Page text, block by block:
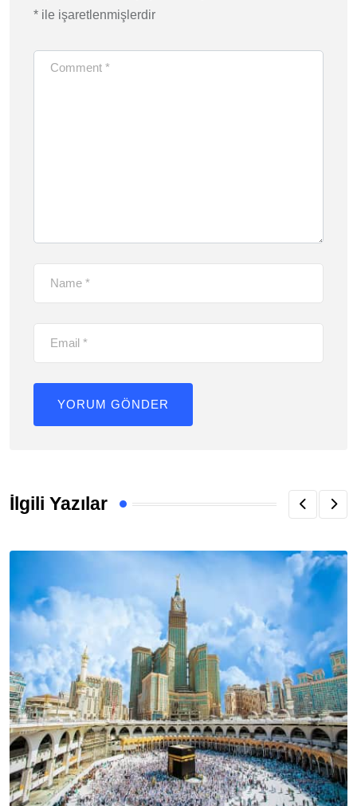
* ile işaretlenmişlerdir
İlgili Yazılar